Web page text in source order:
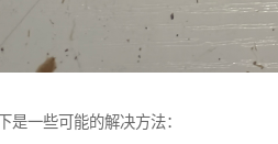
是一些可能的解决方法：